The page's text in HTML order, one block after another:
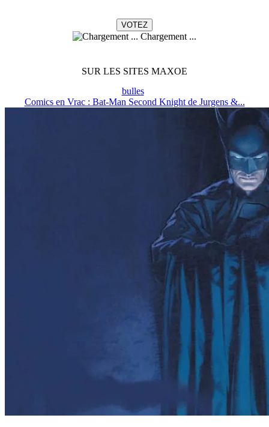
Chargement ...
SUR LES SITES MAXOE
bulles
Comics en Vrac : Bat-Man Second Knight de Jurgens &...